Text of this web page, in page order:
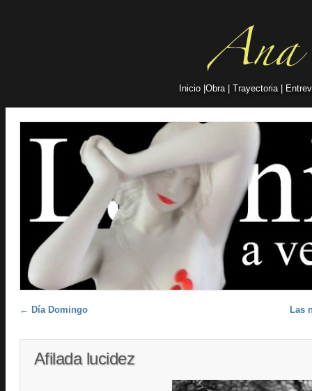
Inicio Obra Trayectoria|
Post navigation
← Día Domingo Las
Afilada lucidez